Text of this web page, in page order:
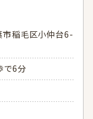
稲毛区小仲台6-
で6分